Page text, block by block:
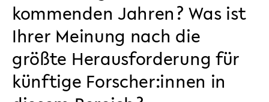
kommenden Jahren? Was ist
Ihrer Meinung nach die
größte Herausforderung für
künftige Forscher:innen in